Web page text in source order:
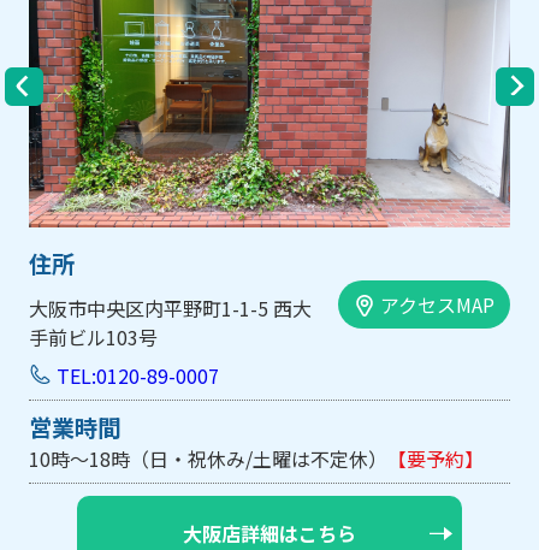
住所
大阪市中央区内平野町1-1-5 西大
手前ビル103号
アクセスMAP
TEL:0120-89-0007
営業時間
10時～18時（日・祝休み/土曜は不定休） 【要予約】
大阪店詳細はこちら